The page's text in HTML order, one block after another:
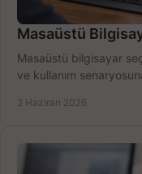
Masaüstü
Masaüstü bilgisayar
ve kullanım
2 Haziran 2026